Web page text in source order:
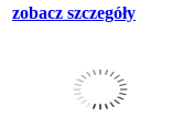
zobacz szczegóły